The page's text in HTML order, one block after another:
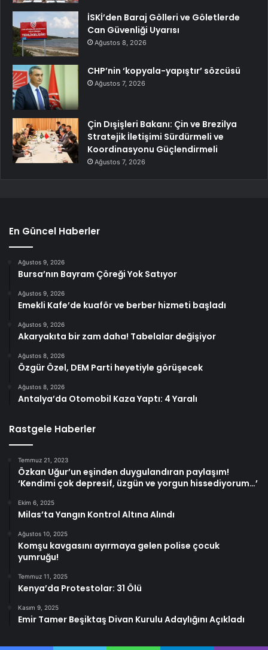
İSKİ’den Baraj Gölleri ve Göletlerde
Can Güvenliği Uyarısı
Ağustos 8, 2026
CHP’nin ‘kopyala-yapıştır’ sözcüsü
Ağustos 7, 2026
Çin Dışişleri Bakanı: Çin ve Brezilya
Stratejik İletişimi Sürdürmeli ve
Koordinasyonu Güçlendirmeli
Ağustos 7, 2026
En Güncel Haberler
Ağustos 9, 2026
Bursa’nın Bayram Çöreği Yok Satıyor
Ağustos 9, 2026
Emekli Kafe’de kuaför ve berber hizmeti başladı
Ağustos 9, 2026
Akaryakıta bir zam daha! Tabelalar değişiyor
Ağustos 8, 2026
Özgür Özel, DEM Parti heyetiyle görüşecek
Ağustos 8, 2026
Antalya’da Otomobil Kaza Yaptı: 4 Yaralı
Rastgele Haberler
Temmuz 21, 2023
Özkan Uğur’un eşinden duygulandıran paylaşım!
‘Kendimi çok depresif, üzgün ve yorgun hissediyorum…’
Ekim 6, 2025
Milas’ta Yangın Kontrol Altına Alındı
Ağustos 10, 2025
Komşu kavgasını ayırmaya gelen polise çocuk
yumruğu!
Temmuz 11, 2025
Kenya’da Protestolar: 31 Ölü
Kasım 9, 2025
Emir Tamer Beşiktaş Divan Kurulu Adaylığını Açıkladı